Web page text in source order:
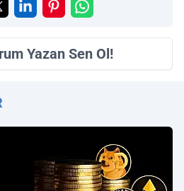
Yazan Sen Ol!